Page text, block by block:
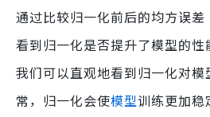
通过比较归一化前后的均方误差
看到归一化是否提升了模型的性
我们可以直观地看到归一化对
常，归一化会使模型训练更加稳